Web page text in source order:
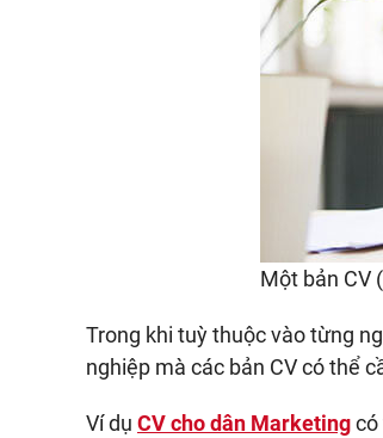
Một bản CV
Trong khi tuỳ thuộc vào từng
nghiệp mà các bản CV có thể
Ví dụ CV cho dân Marketingcó